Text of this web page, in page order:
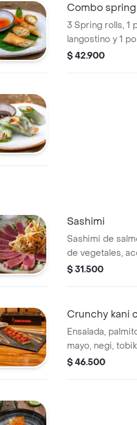
Combo
3 Spring rolls, 1
langostino y 1
chimichurri
$ 42.900
Sashimi
Sashimi de
de vegetales,
jengibre.
$ 31.500
Crunchy kani
Ensalada,
mayo, negi,
furikake, teriyaki
$ 46.500